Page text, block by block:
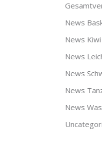
News
News Kiwi
News
News
News
News